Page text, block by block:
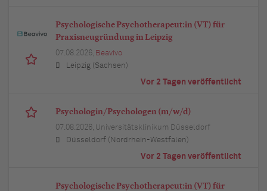
Psychologische Psychotherapeut:in (VT) für
Praxisneugründung in Leipzig
07.08.2026, Beavivo
Leipzig (Sachsen)
Vor 2 Tagen veröffentlicht
Psychologin/Psychologen (m/w/d)
07.08.2026, Universitätsklinikum Düsseldorf
Düsseldorf (Nordrhein-Westfalen)
Vor 2 Tagen veröffentlicht
Psychologische Psychotherapeut:in (VT) für